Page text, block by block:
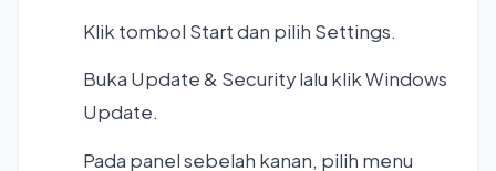
Klik tombol Start dan pilih Settings.
Buka Update & Security lalu klik Windows
Update.
Pada panel sebelah kanan, pilih menu